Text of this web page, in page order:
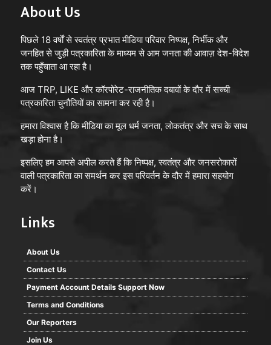
About Us
पिछले 18 वर्षों से स्वतंत्र प्रभात मीडिया परिवार निष्पक्ष, निर्भीक और
जनहित से जुड़ी पत्रकारिता के माध्यम से आम जनता की आवाज़ देश-विदेश
तक पहुँचाता आ रहा है।
आज TRP, LIKE और कॉरपोरेट-राजनीतिक दबावों के दौर में सच्ची
पत्रकारिता चुनौतियों का सामना कर रही है।
हमारा विश्वास है कि मीडिया का मूल धर्म जनता, लोकतंत्र और सच के साथ
खड़ा होना है।
इसलिए हम आपसे अपील करते हैं कि निष्पक्ष, स्वतंत्र और जनसरोकारों
वाली पत्रकारिता का समर्थन कर इस परिवर्तन के दौर में हमारा सहयोग
करें।
Links
About Us
Contact Us
Payment Account Details Support Now
Terms and Conditions
Our Reporters
Join Us